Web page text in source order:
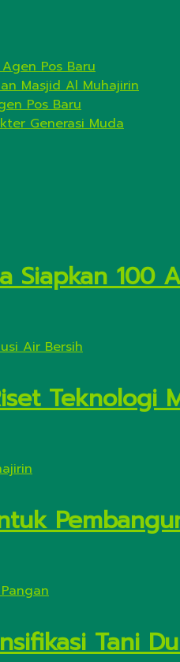
Pos Baru
Masjid Al Muhajirin
Pos Baru
Generasi Muda
Siapkan 100
Tani